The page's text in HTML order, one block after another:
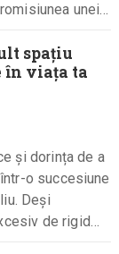
unei
spațiu
în viața ta
și dorința de a
o succesiune
Deși
de rigid